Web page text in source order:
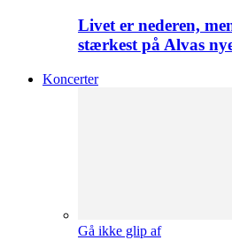
Livet er nederen,
stærkest på Alvas
Koncerter
Gå ikke glip af